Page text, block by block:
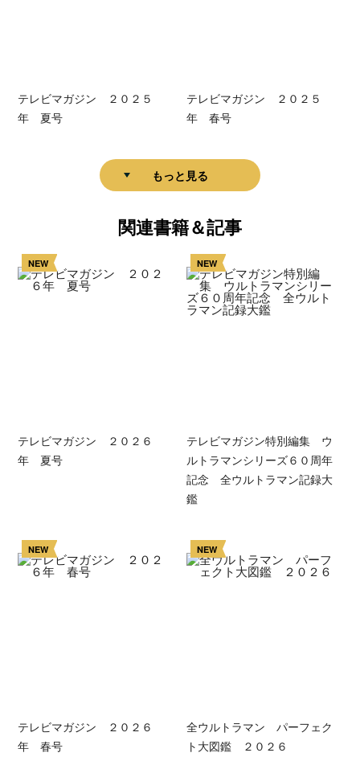
テレビマガジン ２０２５
年 夏号
テレビマガジン ２０２５
年 春号
もっと見る
関連書籍＆記事
NEW
テレビマガジン ２０２６
年 夏号
NEW
テレビマガジン特別編集 ウ
ルトラマンシリーズ６０周年
記念 全ウルトラマン記録大
鑑
NEW
テレビマガジン ２０２６
年 春号
NEW
全ウルトラマン パーフェク
ト大図鑑 ２０２６